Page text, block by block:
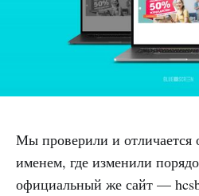
Мы проверили и
именем, где изменили
официальный же сайт —